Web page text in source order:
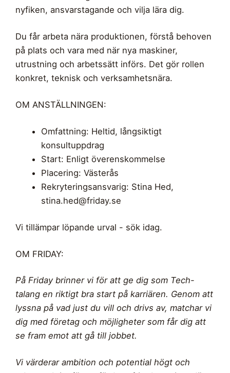
nyfiken, ansvarstagande och vilja lära dig.
Du får arbeta nära produktionen, förstå behoven
på plats och vara med när nya maskiner,
utrustning och arbetssätt införs. Det gör rollen
konkret, teknisk och verksamhetsnära.
OM ANSTÄLLNINGEN:
Omfattning: Heltid, långsiktigt
konsultuppdrag
Start: Enligt överenskommelse
Placering: Västerås
Rekryteringsansvarig: Stina Hed,
stina.hed@friday.se
Vi tillämpar löpande urval - sök idag.
OM FRIDAY:
På Friday brinner vi för att ge dig som Tech-
talang en riktigt bra start på karriären. Genom att
lyssna på vad just du vill och drivs av, matchar vi
dig med företag och möjligheter som får dig att
se fram emot att gå till jobbet.
Vi värderar ambition och potential högt och